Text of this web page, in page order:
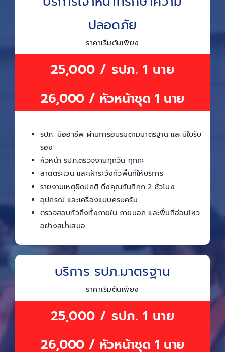
ปลอดภัย
ราคาเริ่มต้นเพียง
25,000 / รปภ. 1 นาย
26,000 / หัวหน้าชุด 1 นาย
รปภ. มืออาชีพ ผ่านการอบรมตามมาตรฐาน และมีใบรับ
รอง
หัวหน้า รปภ.ตรวจงานทุกวัน ทุกกะ
ลาดตระเวน และเฝ้าระวังทั่วพื้นที่ให้บริการ
รายงานเหตุผิดปกติ ถึงคุณทันทีทุก 2 ชั่วโมง
อุปกรณ์ และเครื่องแบบครบครัน
ตรวจสอบทั่วถึงทั้งภายใน ภายนอก และพื้นที่อ่อนไหว
อย่างสม่ำเสมอ
บริการ รปภ.มาตรฐาน
ราคาเริ่มต้นเพียง
25,000 / รปภ. 1 นาย
26,000 / หัวหน้าชุด 1 นาย